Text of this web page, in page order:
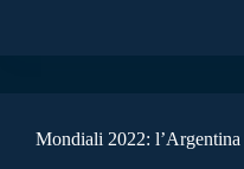
Mondiali 2022: l’Argentina